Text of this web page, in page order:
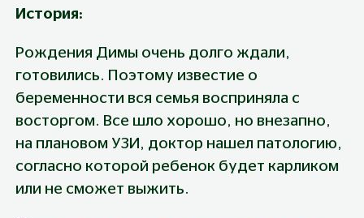
История:
Рождения Димы очень долго ждали,
готовились. Поэтому известие о
беременности вся семья восприняла с
восторгом. Все шло хорошо, но внезапно,
на плановом УЗИ, доктор нашел патологию,
согласно которой ребенок будет карликом
или не сможет выжить.